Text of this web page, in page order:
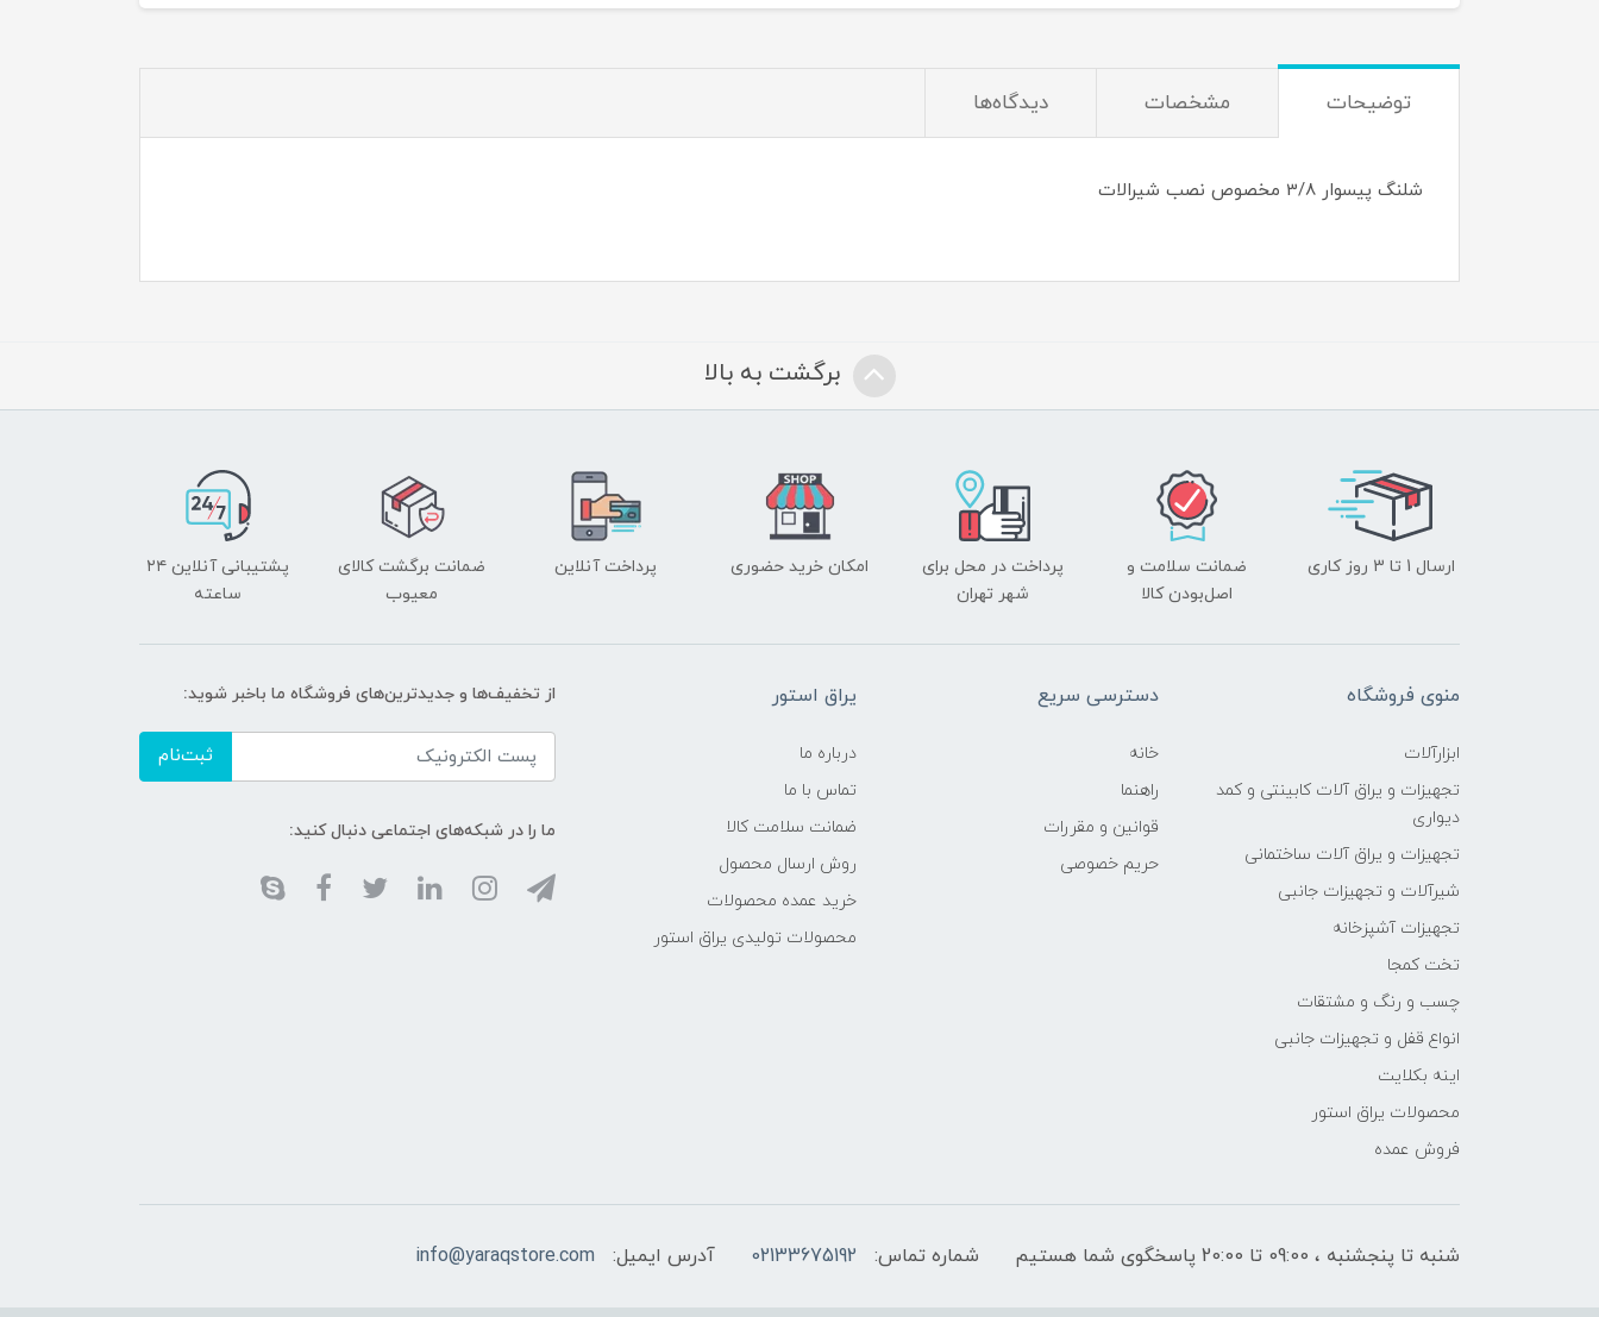
توضیحات مشخصات دیدگاه‌ها
شلنگ پیسوار 3/8 مخصوص نصب شیرالات
برگشت به بالا
ارسال 1 تا 3 روز کاری
ضمانت سلامت و
اصل‌بودن کالا
پرداخت در محل برای
شهر تهران
امکان خرید حضوری پرداخت آنلاین
ضمانت برگشت کالای
معیوب
پشتیبانی آنلاین ۲۴
ساعته
منوی فروشگاه
ابزارآلات
تجهیزات و یراق آلات کابینتی و کمد
دیواری
تجهیزات و یراق آلات ساختمانی
شیرآلات و تجهیزات جانبی
تجهیزات آشپزخانه
تخت کمجا
چسب و رنگ و مشتقات
انواع قفل و تجهیزات جانبی
اینه بکلایت
محصولات یراق استور
فروش عمده
دسترسی سریع
خانه
راهنما
قوانین و مقررات
حریم خصوصی
یراق استور
درباره ما
تماس با ما
ضمانت سلامت کالا
روش ارسال محصول
خرید عمده محصولات
محصولات تولیدی یراق استور
از تخفیف‌ها و جدیدترین‌های فروشگاه ما باخبر شوید:
ثبت‌نام
ما را در شبکه‌های اجتماعی دنبال کنید:
شنبه تا پنجشنبه ، 09:00 تا 20:00 پاسخگوی شما هستیم شماره تماس: 02133675192 آدرس ایمیل: info@yaraqstore.com